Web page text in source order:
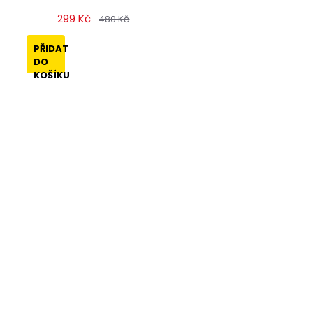
299 Kč 480 Kč
PŘIDAT
DO
KOŠÍKU